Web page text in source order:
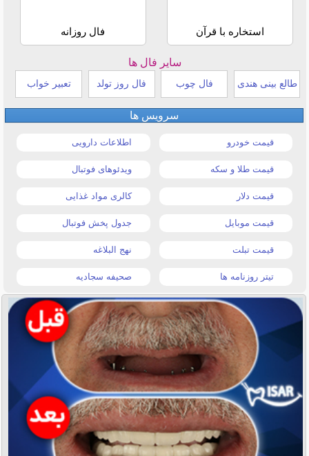
استخاره با قرآن فال روزانه
سایر فال ها
طالع بینی هندی فال چوب فال روز تولد تعبیر خواب
سرویس ها
قیمت خودرو اطلاعات دارویی
قیمت طلا و سکه ویدئوهای فوتبال
قیمت دلار کالری مواد غذایی
قیمت موبایل جدول پخش فوتبال
قیمت تبلت نهج البلاغه
تیتر روزنامه ها صحیفه سجادیه